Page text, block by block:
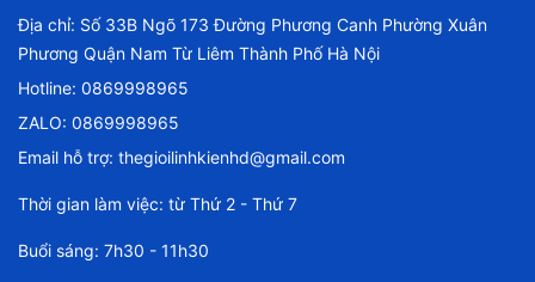
Địa chỉ: Số 33B Ngõ 173 Đường Phương Canh Phường Xuân
Phương Quận Nam Từ Liêm Thành Phố Hà Nội
Hotline: 0869998965
ZALO: 0869998965
Email hỗ trợ: thegioilinhkienhd@gmail.com
Thời gian làm việc: từ Thứ 2 - Thứ 7
Buổi sáng: 7h30 - 11h30